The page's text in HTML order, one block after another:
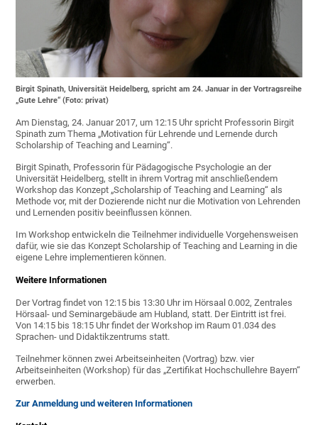
Birgit Spinath, Universität Heidelberg, spricht am 24. Januar in der Vortragsreihe
„Gute Lehre“ (Foto: privat)
Am Dienstag, 24. Januar 2017, um 12:15 Uhr spricht Professorin Birgit
Spinath zum Thema „Motivation für Lehrende und Lernende durch
Scholarship of Teaching and Learning“.
Birgit Spinath, Professorin für Pädagogische Psychologie an der
Universität Heidelberg, stellt in ihrem Vortrag mit anschließendem
Workshop das Konzept „Scholarship of Teaching and Learning“ als
Methode vor, mit der Dozierende nicht nur die Motivation von Lehrenden
und Lernenden positiv beeinflussen können.
Im Workshop entwickeln die Teilnehmer individuelle Vorgehensweisen
dafür, wie sie das Konzept Scholarship of Teaching and Learning in die
eigene Lehre implementieren können.
Weitere Informationen
Der Vortrag findet von 12:15 bis 13:30 Uhr im Hörsaal 0.002, Zentrales
Hörsaal- und Seminargebäude am Hubland, statt. Der Eintritt ist frei.
Von 14:15 bis 18:15 Uhr findet der Workshop im Raum 01.034 des
Sprachen- und Didaktikzentrums statt.
Teilnehmer können zwei Arbeitseinheiten (Vortrag) bzw. vier
Arbeitseinheiten (Workshop) für das „Zertifikat Hochschullehre Bayern“
erwerben.
Zur Anmeldung und weiteren Informationen